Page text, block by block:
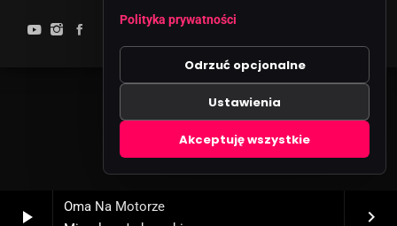
play_arrow
Oma Na Motorze
keyboard_arrow_right
Polityka prywatności
Odrzuć opcjonalne
Ustawienia
Akceptuję wszystkie
Zgody cookies